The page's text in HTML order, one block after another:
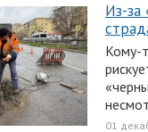
Из-за
Кому-
01